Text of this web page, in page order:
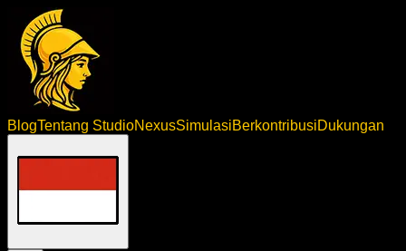
BlogTentang StudioNexusSimulasiBerkontribusiDukungan